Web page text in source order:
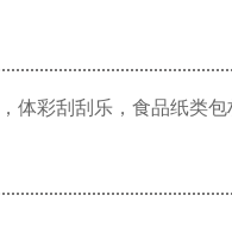
体彩刮刮乐，食品纸类包